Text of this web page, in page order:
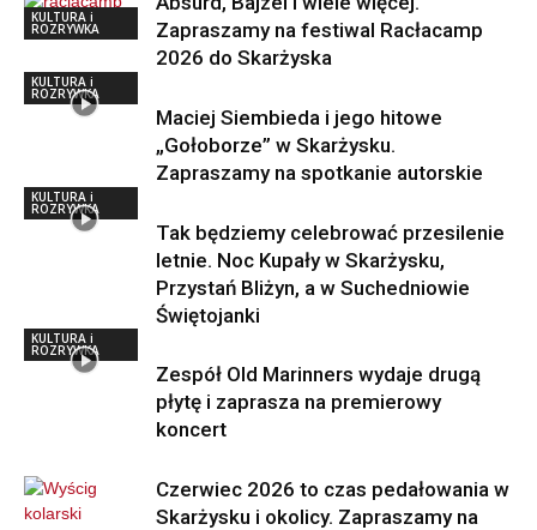
KULTURA i
ROZRYWKA
Zapraszamy na festiwal Racłacamp
2026 do Skarżyska
KULTURA i
ROZRYWKA
Maciej Siembieda i jego hitowe
„Gołoborze” w Skarżysku.
Zapraszamy na spotkanie autorskie
KULTURA i
ROZRYWKA
Tak będziemy celebrować przesilenie
letnie. Noc Kupały w Skarżysku,
Przystań Bliżyn, a w Suchedniowie
Świętojanki
KULTURA i
ROZRYWKA
Zespół Old Marinners wydaje drugą
płytę i zaprasza na premierowy
koncert
Czerwiec 2026 to czas pedałowania w
Skarżysku i okolicy. Zapraszamy na